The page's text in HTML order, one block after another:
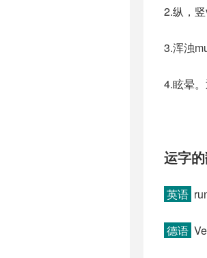
2.纵，竖
3.浑浊
4.眩晕。
运字
英语
德语